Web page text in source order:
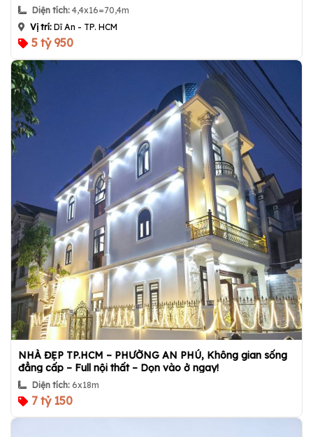
Diện tích: 4,4x16=70,4m
Vị trí: Dĩ An - TP. HCM
5 tỷ 950
NHÀ ĐẸP TP.HCM – PHƯỜNG AN PHÚ, Không gian sống
đẳng cấp – Full nội thất – Dọn vào ở ngay!
Diện tích: 6x18m
7 tỷ 150